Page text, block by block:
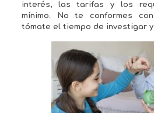
interés, las tarifas y los
mínimo. No te conformes
tómate el tiempo de investigar y